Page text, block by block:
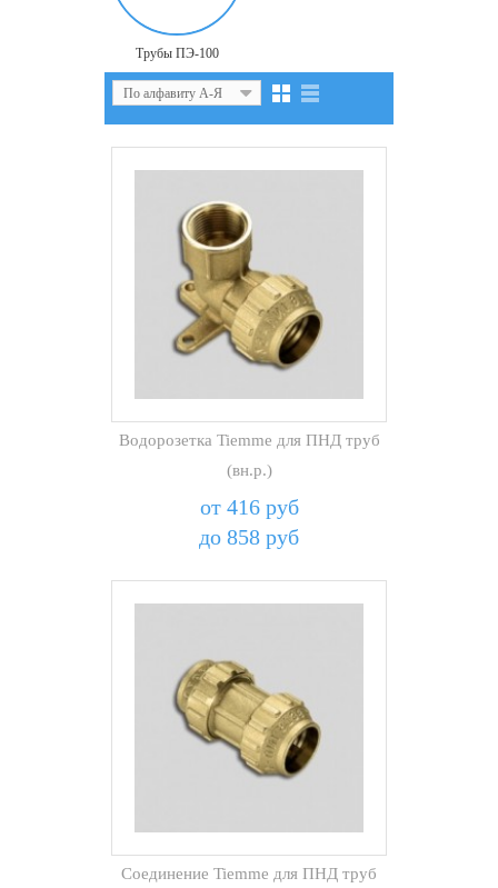
Трубы ПЭ-100
По алфавиту А-Я
Водорозетка Tiemme для ПНД труб
(вн.р.)
от 416 руб
до 858 руб
Соединение Tiemme для ПНД труб